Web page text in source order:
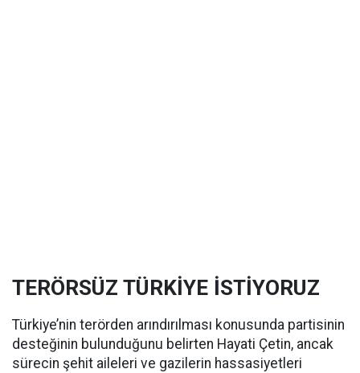
TERÖRSÜZ TÜRKİYE İSTİYORUZ
Türkiye’nin terörden arındırılması konusunda partisinin
desteğinin bulunduğunu belirten Hayati Çetin, ancak
sürecin şehit aileleri ve gazilerin hassasiyetleri